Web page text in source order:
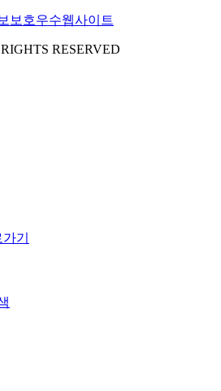
RESERVED
기